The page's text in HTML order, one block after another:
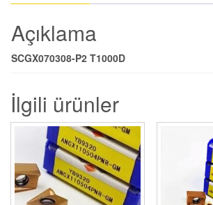
Açıklama
SCGX070308-P2 T1000D
İlgili ürünler